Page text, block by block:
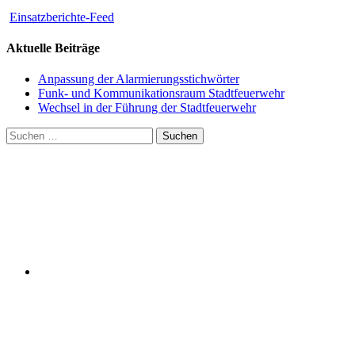
Einsatzberichte-Feed
Aktuelle Beiträge
Anpassung der Alarmierungsstichwörter
Funk- und Kommunikationsraum Stadtfeuerwehr
Wechsel in der Führung der Stadtfeuerwehr
Suchen
nach: